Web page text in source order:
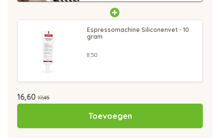
Espressomachine Siliconenvet - 10
gram
8,50
16,60 17,45
Toevoegen